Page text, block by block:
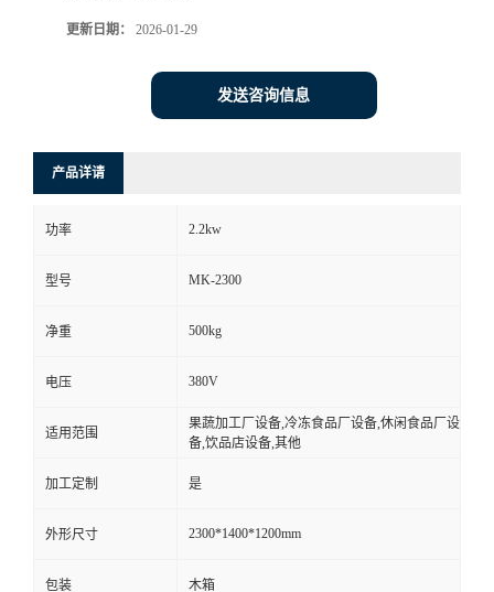
更新日期： 2026-01-29
发送咨询信息
产品详请
功率 2.2kw
型号 MK-2300
净重 500kg
电压 380V
适用范围
果蔬加工厂设备,冷冻食品厂设备,休闲食品厂设
备,饮品店设备,其他
加工定制 是
外形尺寸 2300*1400*1200mm
包装 木箱